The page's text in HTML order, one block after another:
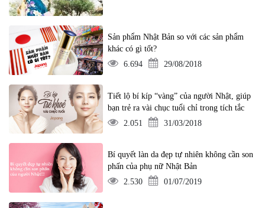
Sản phẩm Nhật Bản so với các sản phẩm
khác có gì tốt?
6.694
29/08/2018
Tiết lộ bí kíp “vàng” của người Nhật, giúp
bạn trẻ ra vài chục tuổi chỉ trong tích tắc
2.051
31/03/2018
Bí quyết làn da đẹp tự nhiên không cần son
phấn của phụ nữ Nhật Bản
2.530
01/07/2019